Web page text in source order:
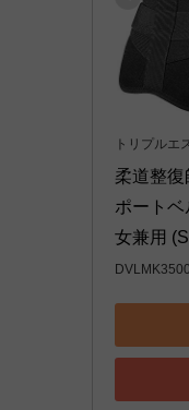
トリプルエ
柔道整
ポートベ
女兼用
DVLMK3500